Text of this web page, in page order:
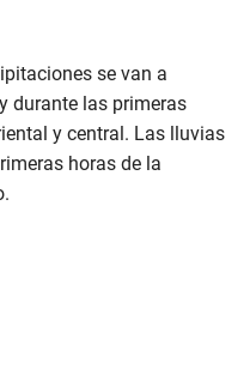
se van a
durante las primeras
y central. Las lluvias
horas de la